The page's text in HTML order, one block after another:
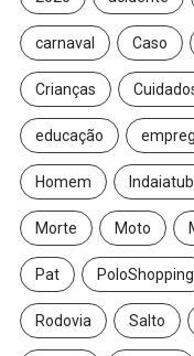
carnaval Caso
Crianças
educação
Homem
Morte Moto
Pat PoloShopping
Rodovia Salto